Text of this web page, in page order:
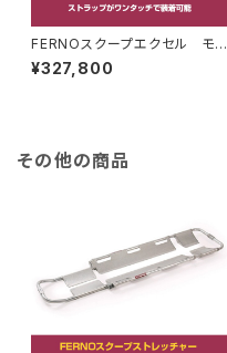
FERNOスクープエクセル モデ
ル65EXL（ピン付き）
¥327,800
その他の商品